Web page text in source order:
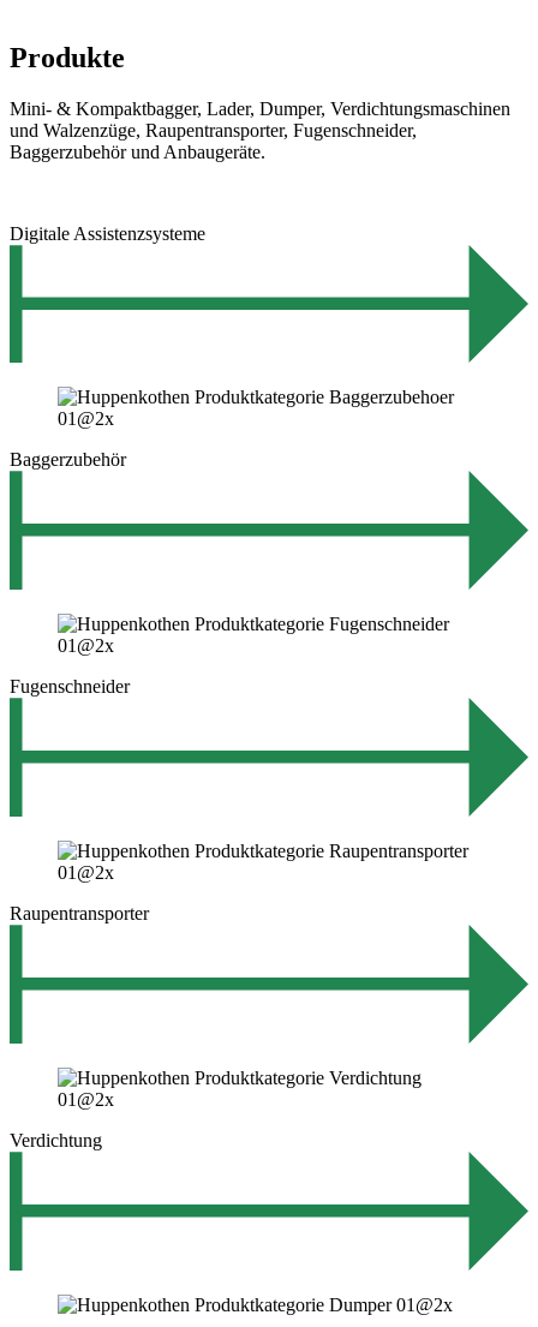
Produkte
Mini- & Kompaktbagger, Lader, Dumper, Verdichtungsmaschinen
und Walzenzüge, Raupentransporter, Fugenschneider,
Baggerzubehör und Anbaugeräte.
Digitale Assistenzsysteme
Baggerzubehör
Fugenschneider
Raupentransporter
Verdichtung